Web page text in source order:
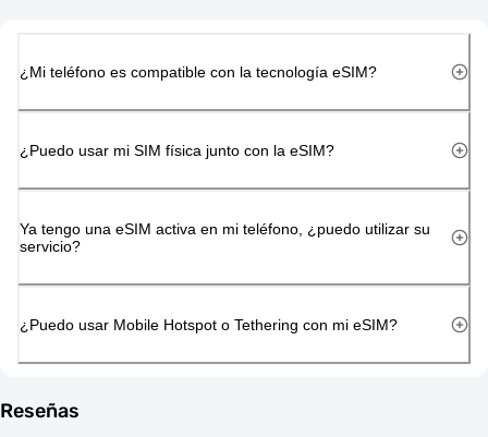
¿Mi teléfono es compatible con la tecnología eSIM?
¿Puedo usar mi SIM física junto con la eSIM?
Ya tengo una eSIM activa en mi teléfono, ¿puedo utilizar su
servicio?
¿Puedo usar Mobile Hotspot o Tethering con mi eSIM?
Reseñas